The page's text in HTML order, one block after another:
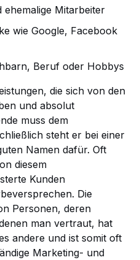
ehemalige Mitarbeiter
wie Google, Facebook
Beruf oder Hobbys
die sich von den
und absolut
muss dem
steht er bei einer
Namen dafür. Oft
diesem
Kunden
Die
Personen, deren
man vertraut, hat
andere und ist somit oft
Marketing- und